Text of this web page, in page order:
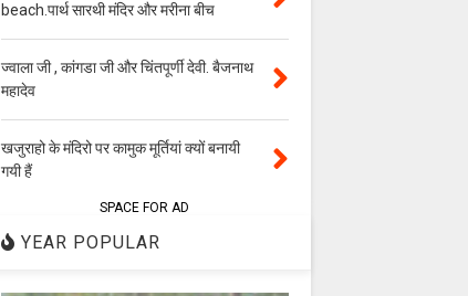
beach.पार्थ सारथी मंदिर और मरीना बीच
ज्वाला जी , कांगडा जी और चिंतपूर्णी देवी. बैजनाथ
महादेव
खजुराहो के मंदिरो पर कामुक मूर्तियां क्यों बनायी
गयी हैं
SPACE FOR AD
YEAR POPULAR